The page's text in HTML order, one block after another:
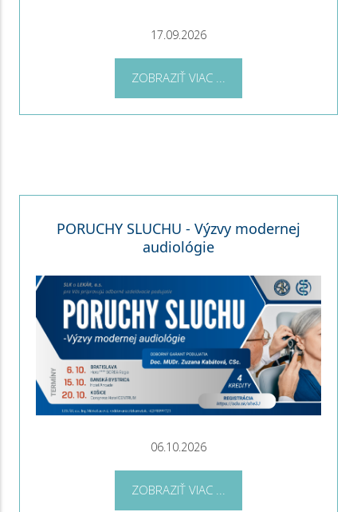
17.09.2026
ZOBRAZIŤ VIAC ...
PORUCHY SLUCHU - Výzvy modernej
audiológie
06.10.2026
ZOBRAZIŤ VIAC ...